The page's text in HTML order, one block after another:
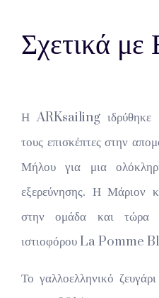
Σχετικά με
Η ARKsailing ιδρύθηκε
τους επισκέπτες στην
Μήλου για μια
εξερεύνησης. Η Μάριον
στην ομάδα και τώρα
ιστιοφόρου La Pomme
Το γαλλοελληνικό